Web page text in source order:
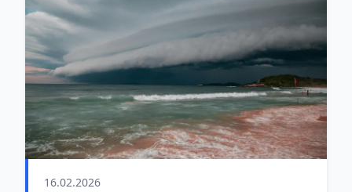
16.02.2026